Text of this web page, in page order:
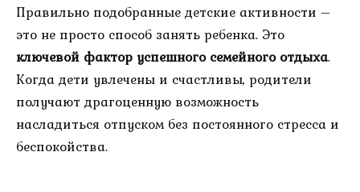
Правильно подобранные детские активности –
это не просто способ занять ребенка. Это
ключевой фактор успешного семейного отдыха.
Когда дети увлечены и счастливы, родители
получают драгоценную возможность
насладиться отпуском без постоянного стресса и
беспокойства.